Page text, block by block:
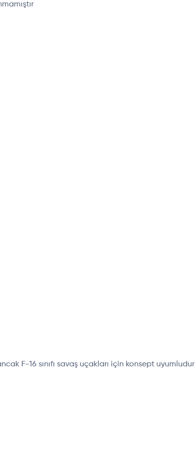
F-16 sınıfı savaş uçakları için konsept uyumludur